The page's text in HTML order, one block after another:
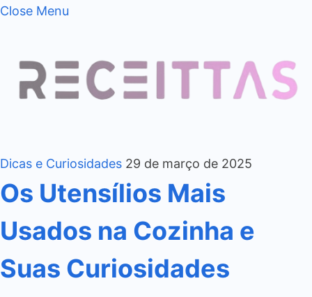
Close Menu
Dicas e Curiosidades 29 de março de 2025
Os Utensílios Mais
Usados na Cozinha e
Suas Curiosidades